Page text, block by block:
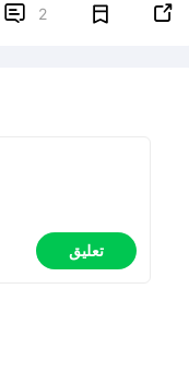
 2 
تعليق